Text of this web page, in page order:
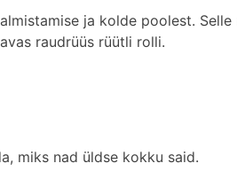
ja kolde poolest.
raudrüüs rüütli rolli.
miks nad üldse kokku said.